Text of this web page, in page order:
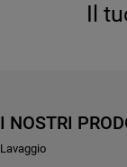
Il
I NOSTRI
Lavaggio